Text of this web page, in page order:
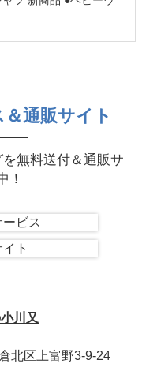
通販サイト
無料送付＆通販サ
！
北区上富野3-9-24